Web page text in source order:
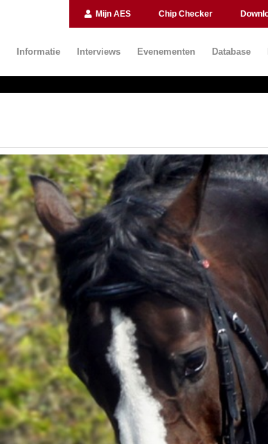
Mijn AES Chip Checker
Informatie Interviews Evenementen Database